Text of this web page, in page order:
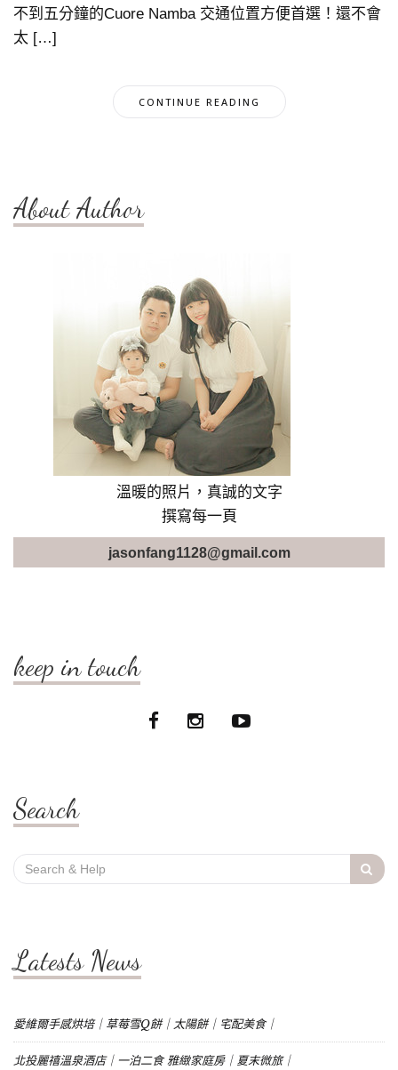
不到五分鐘的Cuore Namba 交通位置方便首選！還不會
太 […]
CONTINUE READING
About Author
溫暖的照片，真誠的文字
撰寫每一頁
jasonfang1128@gmail.com
keep in touch
Search
Search
for:
Latests News
愛維爾手感烘培｜草莓雪Q餅｜太陽餅｜宅配美食｜
北投麗禧溫泉酒店｜一泊二食 雅緻家庭房｜夏末微旅｜